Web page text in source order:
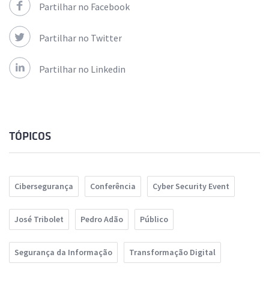
Partilhar no Facebook
Partilhar no Twitter
Partilhar no Linkedin
TÓPICOS
Cibersegurança Conferência Cyber Security Event
José Tribolet Pedro Adão Público
Segurança da Informação Transformação Digital